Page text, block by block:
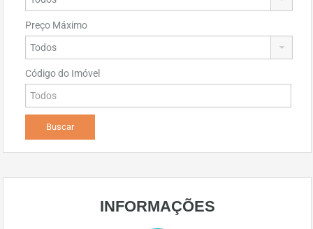
Preço Máximo
Código do Imóvel
INFORMAÇÕES